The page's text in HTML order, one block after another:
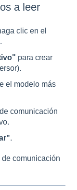
a leer
clic en el
para crear
el modelo más
comunicación
.
comunicación